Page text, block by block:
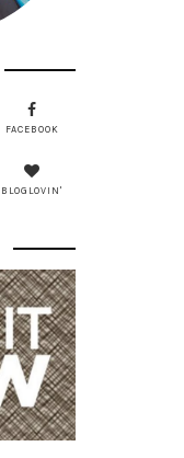
FACEBOOK
BLOGLOVIN'